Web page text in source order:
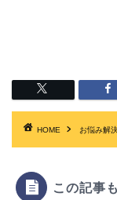
HOME お悩み解
この記事